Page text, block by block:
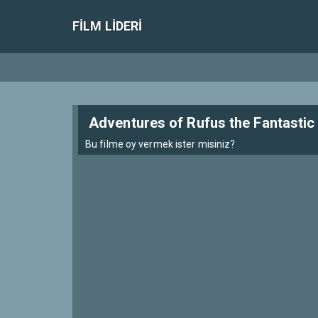
FILM LIDERI
Adventures of Rufus the Fantastic
Bu filme oy vermek ister misiniz?